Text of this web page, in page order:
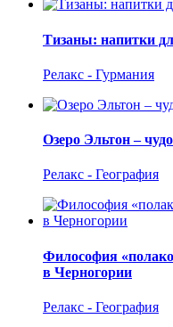
Тизаны: напитки
Релакс - Гурмания
Озеро Эльтон –
Релакс - География
Философия
в Черногории
Релакс - География